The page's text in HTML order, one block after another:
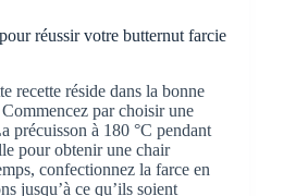
réussir votre butternut farcie
recette réside dans la bonne
par choisir une
précuisson à 180 °C pendant
pour obtenir une chair
confectionnez la farce en
jusqu’à ce qu’ils soient